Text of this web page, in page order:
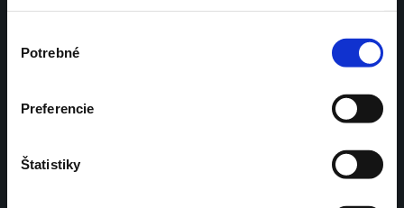
súhlasu
Potrebné
Preferencie
Štatistiky